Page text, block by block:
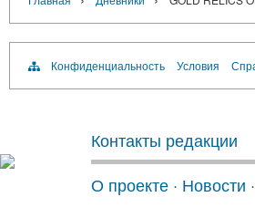
Конфиденциальность Условия
Контакты редакции
О проекте · Новости ·